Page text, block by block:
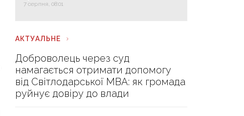
7 серпня, 08:01
АКТУАЛЬНЕ
Доброволець через суд
намагається отримати допомогу
від Світлодарської МВА: як громада
руйнує довіру до влади